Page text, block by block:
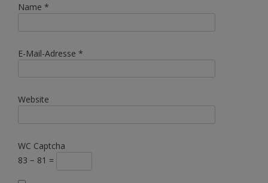
Name *
E-Mail-Adresse *
Website
WC Captcha
83 − 81 =